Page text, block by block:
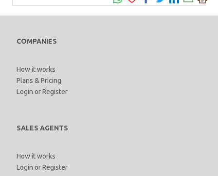
COMPANIES
How it works
Plans & Pricing
Login orRegister
SALES AGENTS
How it works
Login orRegister